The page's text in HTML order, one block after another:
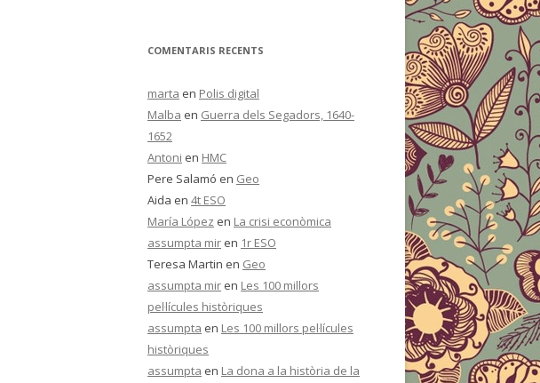
COMENTARIS RECENTS
marta en Polis digital
Malba en Guerra dels Segadors, 1640-
1652
Antoni en HMC
Pere Salamó en Geo
Aida en 4t ESO
María López en La crisi econòmica
assumpta mir en 1r ESO
Teresa Martin en Geo
assumpta mir en Les 100 millors
pel·lícules històriques
assumpta en Les 100 millors pel·lícules
històriques
assumpta en La dona a la història de la